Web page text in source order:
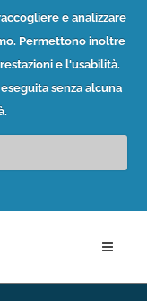
e analizzare
Permettono inoltre
e l'usabilità.
senza alcuna